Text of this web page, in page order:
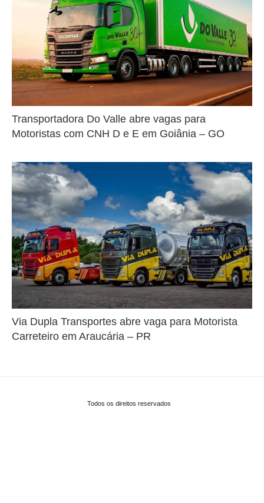
Transportadora Do Valle abre vagas para
Motoristas com CNH D e E em Goiânia – GO
Via Dupla Transportes abre vaga para Motorista
Carreteiro em Araucária – PR
Todos os direitos reservados